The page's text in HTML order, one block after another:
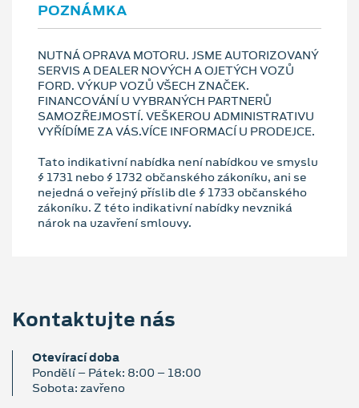
POZNÁMKA
NUTNÁ OPRAVA MOTORU. JSME AUTORIZOVANÝ
SERVIS A DEALER NOVÝCH A OJETÝCH VOZŮ
FORD. VÝKUP VOZŮ VŠECH ZNAČEK.
FINANCOVÁNÍ U VYBRANÝCH PARTNERŮ
SAMOZŘEJMOSTÍ. VEŠKEROU ADMINISTRATIVU
VYŘÍDÍME ZA VÁS.VÍCE INFORMACÍ U PRODEJCE.
Tato indikativní nabídka není nabídkou ve smyslu
§ 1731 nebo § 1732 občanského zákoníku, ani se
nejedná o veřejný příslib dle § 1733 občanského
zákoníku. Z této indikativní nabídky nevzniká
nárok na uzavření smlouvy.
Kontaktujte nás
Otevírací doba
Pondělí – Pátek: 8:00 – 18:00
Sobota: zavřeno